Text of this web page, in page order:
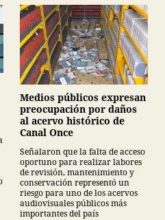
Medios públicos expresan
preocupación por daños
al acervo histórico de
Canal Once
Señalaron que la falta de acceso
oportuno para realizar labores
de revisión, mantenimiento y
conservación representó un
riesgo para uno de los acervos
audiovisuales públicos más
importantes del país